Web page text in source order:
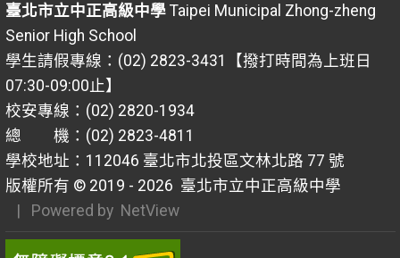
臺北市立中正高級中學Taipei Municipal Zhong-zheng
Senior High School
學生請假專線：(02) 2823-3431【撥打時間為上班日
07:30-09:00止】
校安專線：(02) 2820-1934
總 機：(02) 2823-4811
學校地址：112046 臺北市北投區文林北路 77 號
版權所有 © 2019 - 2026 臺北市立中正高級中學
| Powered by NetView